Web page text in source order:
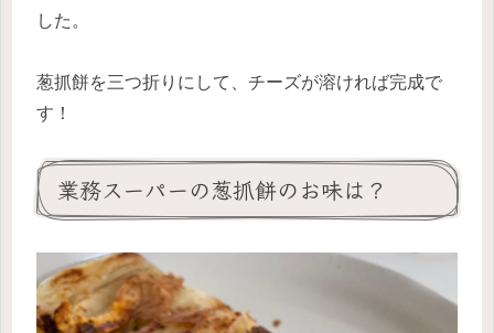
した。
葱抓餅を三つ折りにして、チーズが溶ければ完成で
す！
業務スーパーの葱抓餅のお味は？